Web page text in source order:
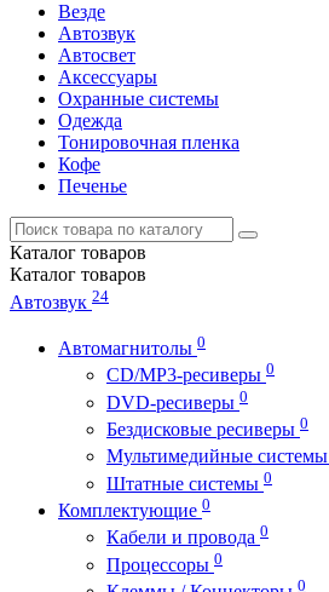
Везде
Автозвук
Автосвет
Аксессуары
Охранные системы
Одежда
Тонировочная пленка
Кофе
Печенье
Каталог товаров
Каталог товаров
Автозвук 24
Автомагнитолы 0
CD/MP3-ресиверы 0
DVD-ресиверы 0
Бездисковые ресиверы 0
Мультимедийные системы
Штатные системы 0
Комплектующие 0
Кабели и провода 0
Процессоры 0
0